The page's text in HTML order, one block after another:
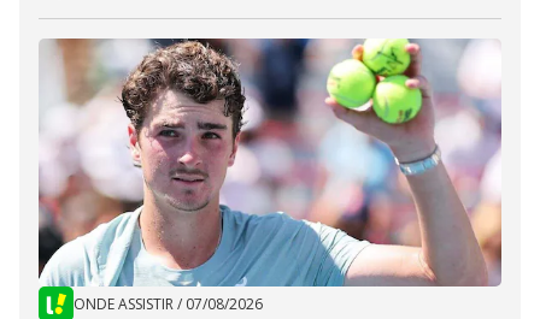
ONDE ASSISTIR/ 07/08/2026